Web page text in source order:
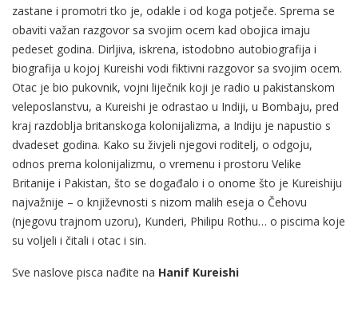
zastane i promotri tko je, odakle i od koga potječe. Sprema se
obaviti važan razgovor sa svojim ocem kad obojica imaju
pedeset godina. Dirljiva, iskrena, istodobno autobiografija i
biografija u kojoj Kureishi vodi fiktivni razgovor sa svojim ocem.
Otac je bio pukovnik, vojni liječnik koji je radio u pakistanskom
veleposlanstvu, a Kureishi je odrastao u Indiji, u Bombaju, pred
kraj razdoblja britanskoga kolonijalizma, a Indiju je napustio s
dvadeset godina. Kako su živjeli njegovi roditelj, o odgoju,
odnos prema kolonijalizmu, o vremenu i prostoru Velike
Britanije i Pakistan, što se događalo i o onome što je Kureishiju
najvažnije – o književnosti s nizom malih eseja o Čehovu
(njegovu trajnom uzoru), Kunderi, Philipu Rothu… o piscima koje
su voljeli i čitali i otac i sin.
Sve naslove pisca nađite na Hanif Kureishi